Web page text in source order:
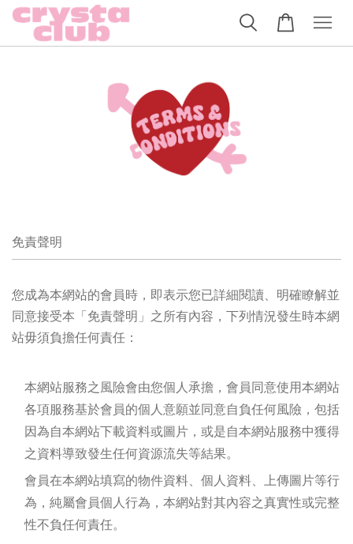
免責聲明
您成為本網站的會員時，即表示您已詳細閱讀、明確瞭解並
同意接受本「免責聲明」之所有內容，下列情況發生時本網
站毋須負擔任何責任：
本網站服務之風險會由您個人承擔，會員同意使用本網站
各項服務基於會員的個人意願並同意自負任何風險，包括
因為自本網站下載資料或圖片，或是自本網站服務中獲得
之資料導致發生任何資源流失等結果。
會員在本網站填寫的物件資料、個人資料、上傳圖片等行
為，純屬會員個人行為，本網站對其內容之真實性或完整
性不負任何責任。